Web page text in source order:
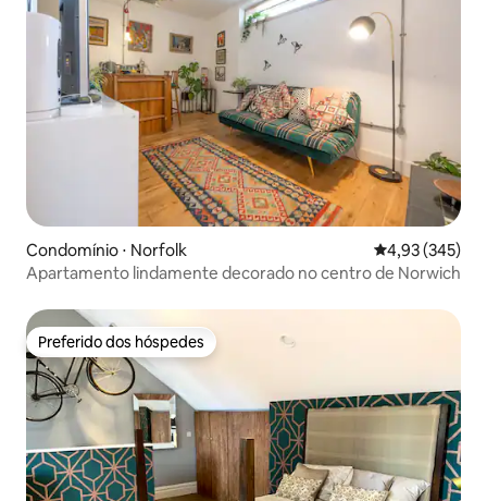
Condomínio ⋅ Norfolk 4,93 de uma
4,93 (345)
Apartamento lindamente decorado no centro de Norwich
Preferido dos hóspedes
Preferido dos hóspedes